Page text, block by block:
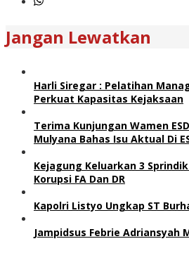
Jangan Lewatkan
Harli Siregar : Pelatihan
Perkuat Kapasitas Kejaksaan
Terima Kunjungan Wamen
Mulyana Bahas Isu Aktual Di
Kejagung Keluarkan 3
Korupsi FA Dan DR
Kapolri Listyo Ungkap ST
Jampidsus Febrie Adriansyah